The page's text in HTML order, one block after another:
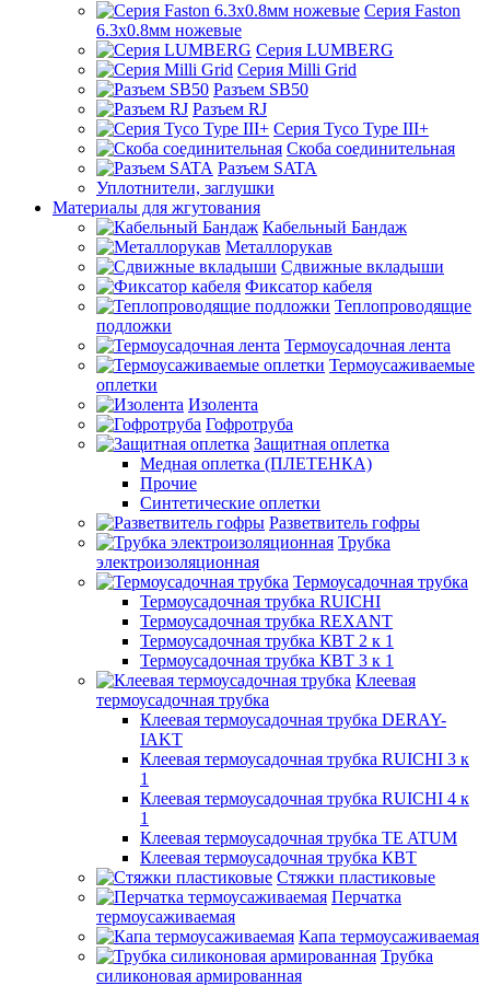
Серия Faston
6.3х0.8мм ножевые
Серия LUMBERG
Серия Milli Grid
Разъем SB50
Разъем RJ
Серия Tyco Type III+
Скоба соединительная
Разъем SATA
Уплотнители, заглушки
Материалы для жгутования
Кабельный Бандаж
Металлорукав
Сдвижные вкладыши
Фиксатор кабеля
Теплопроводящие
подложки
Термоусадочная лента
Термоусаживаемые
оплетки
Изолента
Гофротруба
Защитная оплетка
Медная оплетка (ПЛЕТЕНКА)
Прочие
Синтетические оплетки
Разветвитель гофры
Трубка
электроизоляционная
Термоусадочная трубка
Термоусадочная трубка RUICHI
Термоусадочная трубка REXANT
Термоусадочная трубка КВТ 2 к 1
Термоусадочная трубка КВТ 3 к 1
Клеевая
термоусадочная трубка
Клеевая термоусадочная трубка DERAY-
IAKT
Клеевая термоусадочная трубка RUICHI 3 к
1
Клеевая термоусадочная трубка RUICHI 4 к
1
Клеевая термоусадочная трубка TE ATUM
Клеевая термоусадочная трубка КВТ
Стяжки пластиковые
Перчатка
термоусаживаемая
Капа термоусаживаемая
Трубка
силиконовая армированная